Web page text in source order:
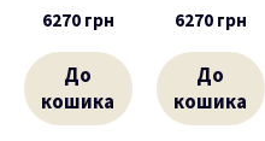
6270 грн
До
кошика
6270 грн
До
кошика